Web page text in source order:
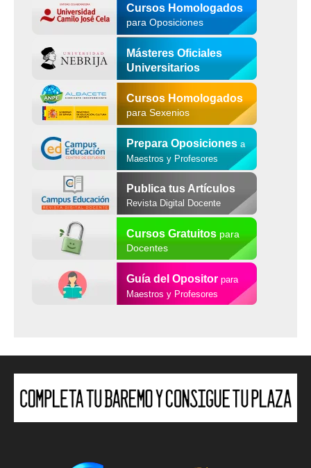
Cursos Homologados
para Oposiciones
Másteres Oficiales
Universitarios
Cursos Homologados
para Sexenios
Prepara Oposiciones a
Maestros y Profesores
Publica tus Artículos
Revista Digital Docente
Cursos Gratuitospara
Docentes
Guía del Opositor para
Maestros y Profesores